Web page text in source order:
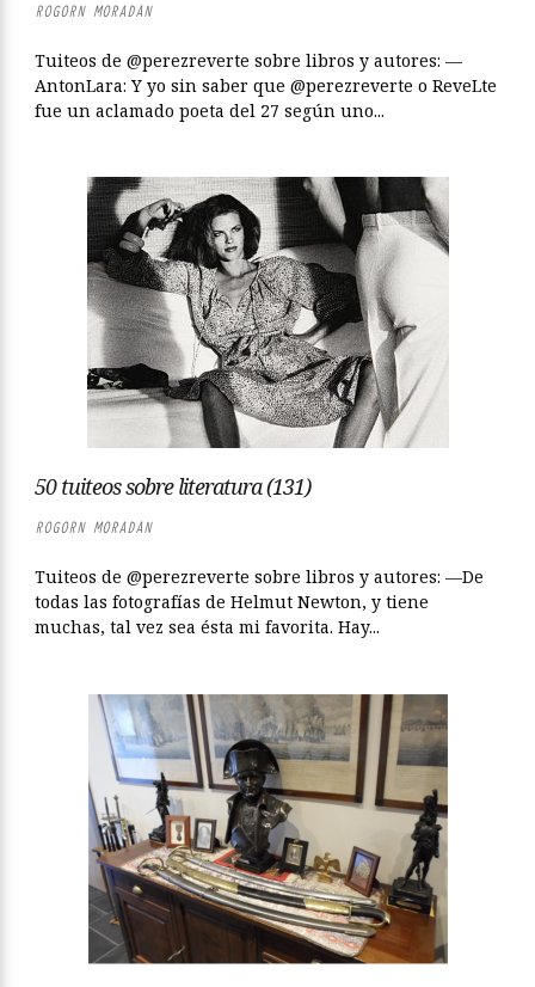
ROGORN MORADAN
Tuiteos de @perezreverte sobre libros y autores: —
AntonLara: Y yo sin saber que @perezreverte o ReveLte
fue un aclamado poeta del 27 según uno...
50 tuiteos sobre literatura (131)
ROGORN MORADAN
Tuiteos de @perezreverte sobre libros y autores: —De
todas las fotografías de Helmut Newton, y tiene
muchas, tal vez sea ésta mi favorita. Hay...